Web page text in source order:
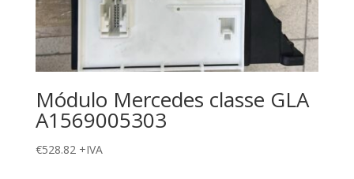
Módulo Mercedes classe GLA
A1569005303
€528.82 +IVA